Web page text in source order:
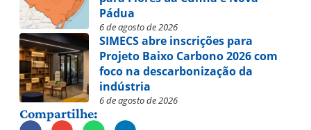
Pádua
6 de agosto de 2026
SIMECS abre inscrições para
Projeto Baixo Carbono 2026 com
foco na descarbonização da
indústria
6 de agosto de 2026
Compartilhe: